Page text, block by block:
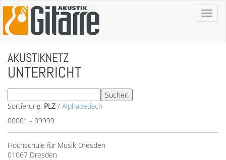
Toggle
AKUSTIKNETZ
UNTERRICHT
Sortierung: PLZ / Alphabetisch
00001 - 09999
Hochschule für Musik Dresden
01067 Dresden